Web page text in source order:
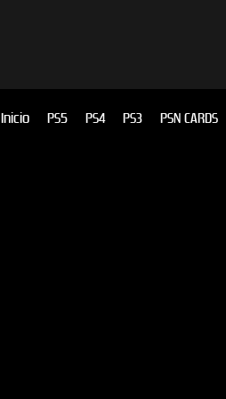
Inicio PS5 PS4 PS3 PSN CARDS